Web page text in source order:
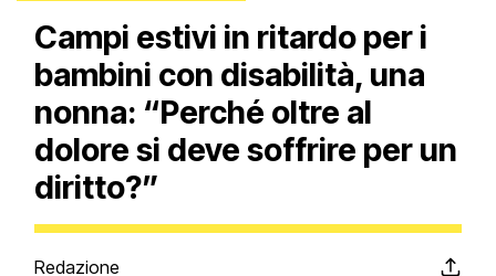
Campi estivi in ritardo per i
bambini con disabilità, una
nonna: “Perché oltre al
dolore si deve soffrire per un
diritto?”
Redazione